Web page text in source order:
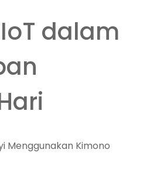
dalam
Menggunakan Kimono